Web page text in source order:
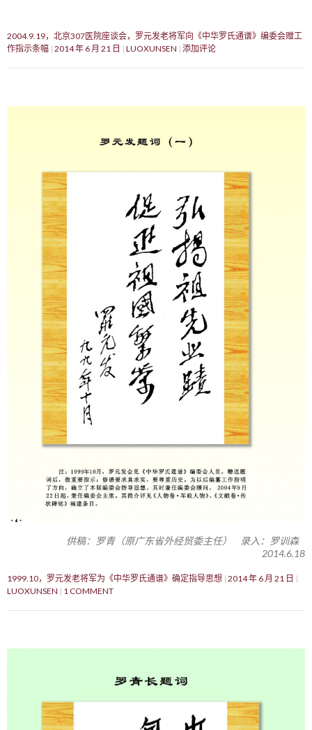
2004.9.19，北京307医院座谈会，罗元发老将军向《中华罗氏通谱》编委会赠工
作指示条幅 2014 年 6 月 21 日 LUOXUNSEN 添加评论
供稿：罗青（原广东省外经贸委主任） 录入：罗训森
2014.6.18
1999.10，罗元发老将军为《中华罗氏通谱》确定指导思想 2014 年 6 月 21 日
LUOXUNSEN
1 COMMENT